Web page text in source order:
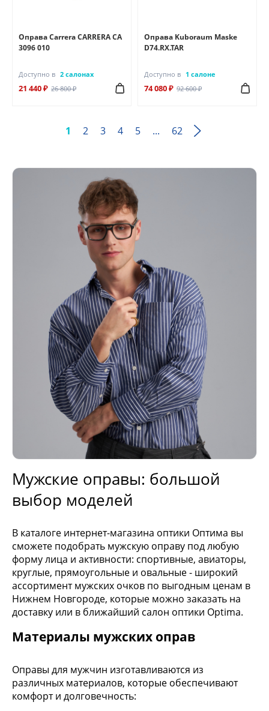
Оправа Carrera CARRERA CA
3096 010
Доступно в 2 салонах
21 440 ₽ 26 800 ₽
Оправа Kuboraum Maske
D74.RX.TAR
Доступно в 1 салоне
74 080 ₽ 92 600 ₽
1 2 3 4 5 ... 62
Мужские оправы: большой
выбор моделей
В каталоге интернет-магазина оптики Оптима вы
сможете подобрать мужскую оправу под любую
форму лица и активности: спортивные, авиаторы,
круглые, прямоугольные и овальные - широкий
ассортимент мужских очков по выгодным ценам в
Нижнем Новгороде, которые можно заказать на
доставку или в ближайший салон оптики Optima.
Материалы мужских оправ
Оправы для мужчин изготавливаются из
различных материалов, которые обеспечивают
комфорт и долговечность: